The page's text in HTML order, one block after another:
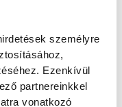
személyre
Ezenkívül
partnereinkkel
vonatkozó